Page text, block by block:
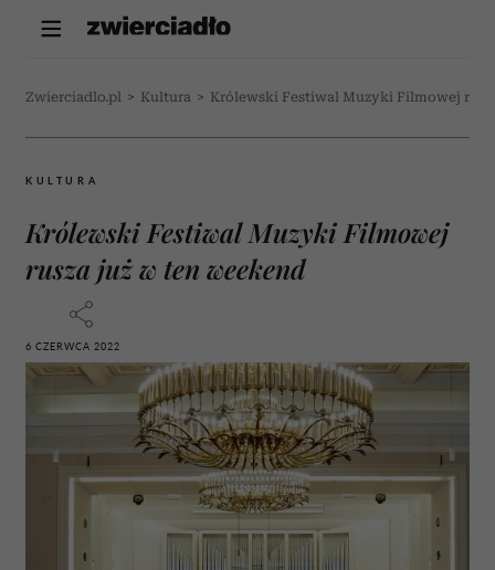
Zwierciadlo.pl > Kultura > Królewski Festiwal Muzyki Filmowej
KULTURA
Królewski Festiwal Muzyki Filmowej
rusza już w ten weekend
6 CZERWCA 2022